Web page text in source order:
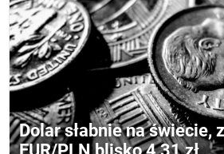
Dolar słabnie na świecie,